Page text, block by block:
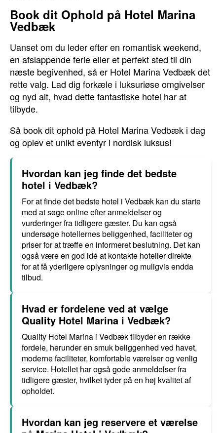
Book dit Ophold på Hotel Marina
Vedbæk
Uanset om du leder efter en romantisk weekend,
en afslappende ferie eller et perfekt sted til din
næste begivenhed, så er Hotel Marina Vedbæk det
rette valg. Lad dig forkæle i luksuriøse omgivelser
og nyd alt, hvad dette fantastiske hotel har at
tilbyde.
Så book dit ophold på Hotel Marina Vedbæk i dag
og oplev et unikt eventyr i nordisk luksus!
Hvordan kan jeg finde det bedste
hotel i Vedbæk?
For at finde det bedste hotel i Vedbæk kan du starte
med at søge online efter anmeldelser og
vurderinger fra tidligere gæster. Du kan også
undersøge hotellernes beliggenhed, faciliteter og
priser for at træffe en informeret beslutning. Det kan
også være en god idé at kontakte hoteller direkte
for at få yderligere oplysninger og muligvis endda
tilbud.
Hvad er fordelene ved at vælge
Quality Hotel Marina i Vedbæk?
Quality Hotel Marina i Vedbæk tilbyder en række
fordele, herunder en smuk beliggenhed ved havet,
moderne faciliteter, komfortable værelser og venlig
service. Hotellet har også gode anmeldelser fra
tidligere gæster, hvilket tyder på en høj kvalitet af
opholdet.
Hvordan kan jeg reservere et værelse